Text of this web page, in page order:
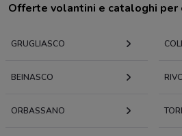
Offerte volantini e cataloghi per
GRUGLIASCO
BEINASCO
ORBASSANO